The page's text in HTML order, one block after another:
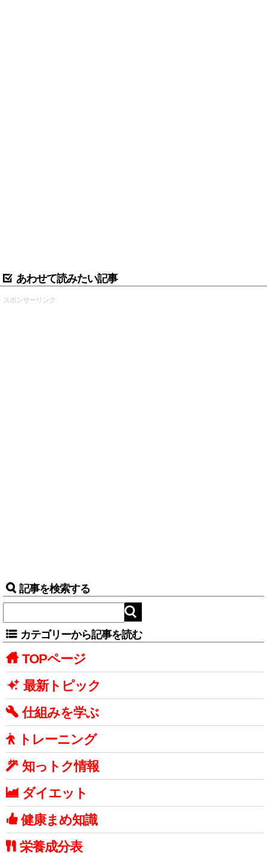
あわせて読みたい記事
スポンサーリンク
記事を検索する
カテゴリーから記事を読む
TOPページ
最新トピック
仕組みを学ぶ
トレーニング
知っトク情報
ダイエット
健康まめ知識
栄養成分表